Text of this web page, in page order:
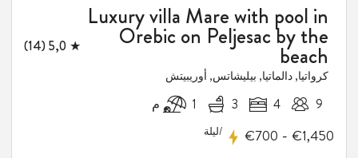
Luxury villa Mare with pool in
Orebic on Peljesac by the
beach
★ 5,0 (14)
كرواتيا, دالماتيا, بيليشاتس, أوريبيتش
9
4
3 1 م
€700 - €1,450 /ليلة